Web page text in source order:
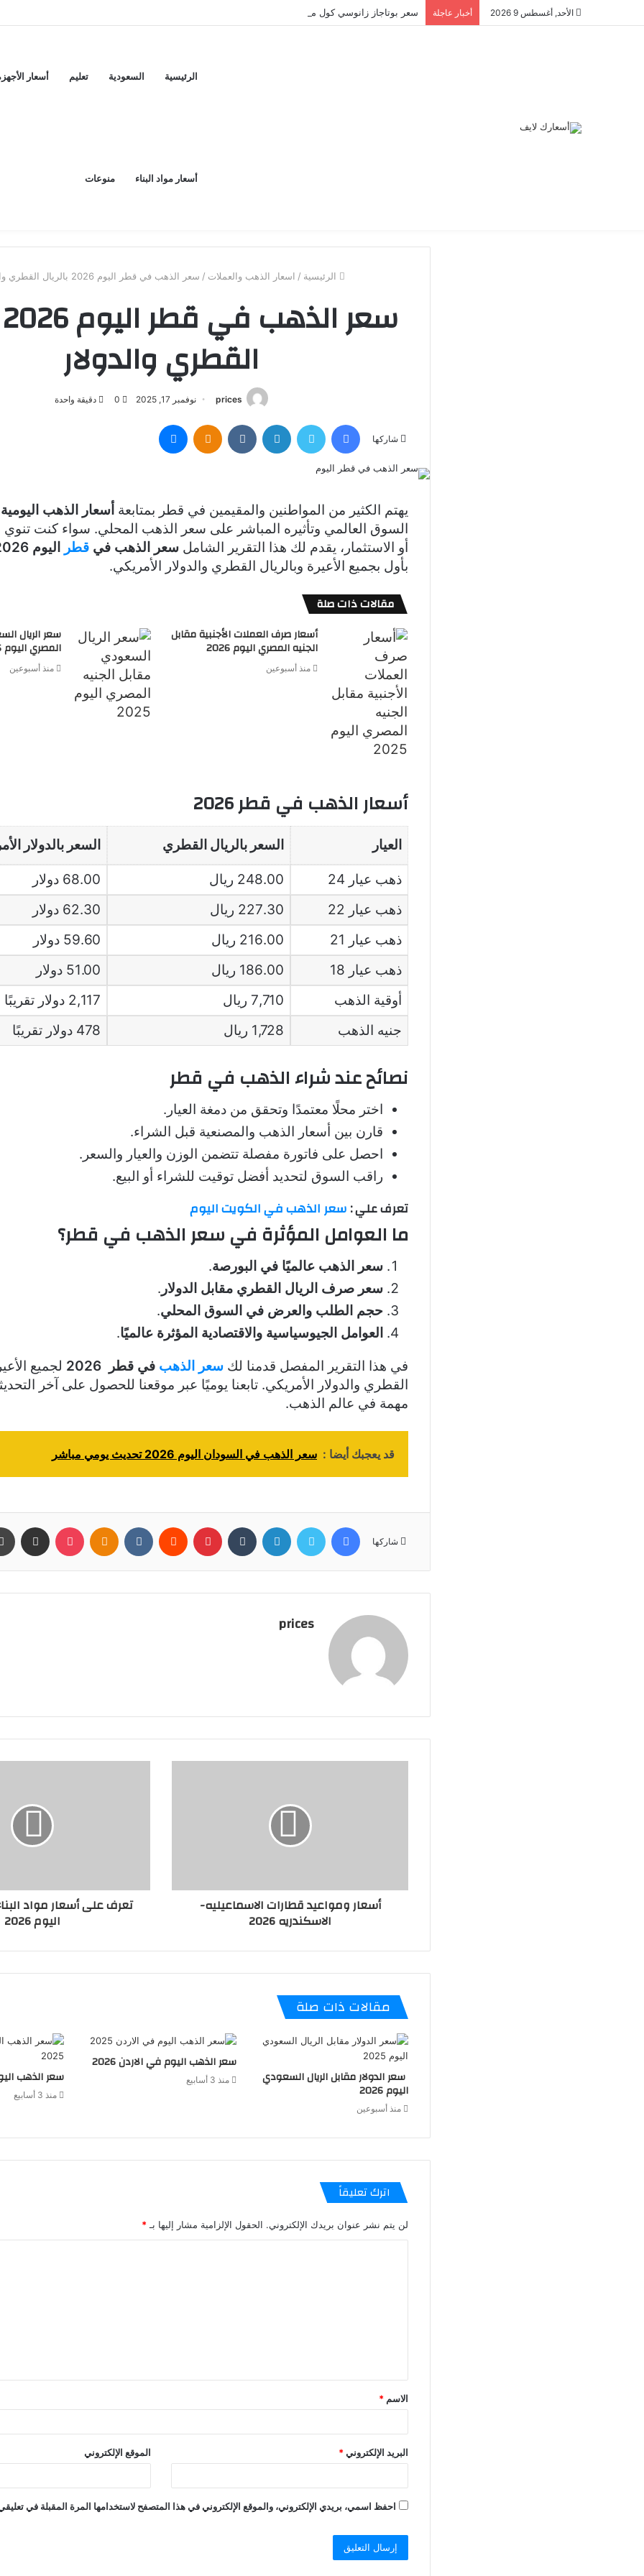
الأحد, أغسطس 9 2026 أخبار عاجلة سعر بوتاجاز زانوسي كول ماكس اليوم ..و5 عيوب
الرئيسية السعودية تعليم أسعار
أسعار مواد البناء منوعات
الرئيسية / اسعار الذهب والعملات / سعر الذهب في قطر اليوم 2026 بالريال القطري والدولار
القطري والدولار
prices نوفمبر 17, 2025 0 دقيقة واحدة
شاركها
فيسبوك تويتر لينكدإن Odnoklassniki
يهتم الكثير من المواطنين والمقيمين في قطر بمتابعة أسعار الذهب اليومية
السوق العالمي وتأثيره المباشر على سعر الذهب المحلي. سواء كنت تنوي
أو الاستثمار، يقدم لك هذا التقرير الشامل سعر الذهب في قطر
اليوم 2026
بأول بجميع الأعيرة وبالريال القطري والدولار الأمريكي.
مقالات ذات صلة
أسعار صرف العملات الأجنبية مقابل
الجنيه المصري اليوم 2026
منذ أسبوعين
سعر الريال
المصري اليوم 2026
منذ أسبوعين
أسعار الذهب في قطر 2026
العيار السعر بالريال القطري السعر بالدولار
ذهب عيار 24 248.00 ريال
68.00 دولار
ذهب عيار 22
227.30 ريال
62.30 دولار
ذهب عيار 21
216.00 ريال
59.60 دولار
ذهب عيار 18
186.00 ريال
51.00 دولار
أوقية الذهب
7,710 ريال
2,117 دولار تقريبًا
جنيه الذهب
1,728 ريال 478 دولار تقريبًا
نصائح عند شراء الذهب في قطر
اختر محلًا معتمدًا وتحقق من دمغة العيار.
قارن بين أسعار الذهب والمصنعية قبل الشراء.
احصل على فاتورة مفصلة تتضمن الوزن والعيار والسعر.
راقب السوق لتحديد أفضل توقيت للشراء أو البيع.
تعرف علي :سعر الذهب في الكويت اليوم
ما العوامل المؤثرة في سعر الذهب في قطر؟
سعر الذهب عالميًا في البورصة.
سعر صرف الريال القطري مقابل الدولار .
حجم الطلب والعرض في السوق المحلي.
العوامل الجيوسياسية والاقتصادية المؤثرة عالميًا.
في هذا التقرير المفصل قدمنا لك سعر الذهب في قطر 2026
لجميع
القطري والدولار الأمريكي. تابعنا يوميًا عبر موقعنا للحصول على آخر
مهمة في عالم الذهب.
قد يعجبك أيضا : سعر الذهب في السودان اليوم 2026 تحديث يومي مباشر
شاركها
فيسبوك تويتر لينكدإن بينتيريست Odnoklassniki
بوكيت مشاركة عبر البريد
prices
أسعار ومواعيد قطارات الاسماعيليه-
الاسكندريه 2026
تعرف على أسعار مواد
اليوم 2026
مقالات ذات صلة
سعر الدولار مقابل الريال السعودي
اليوم 2026
منذ أسبوعين
سعر الذهب اليوم في الاردن 2026
منذ 3 أسابيع سعر الذهب
منذ 3 أسابيع
اترك تعليقاً
لن يتم نشر عنوان بريدك الإلكتروني. الحقول الإلزامية مشار إليها بـ *
الاسم *
البريد الإلكتروني* الموقع الإلكتروني
احفظ اسمي، بريدي الإلكتروني، والموقع الإلكتروني في هذا المتصفح لاستخدامها المرة المقبلة في